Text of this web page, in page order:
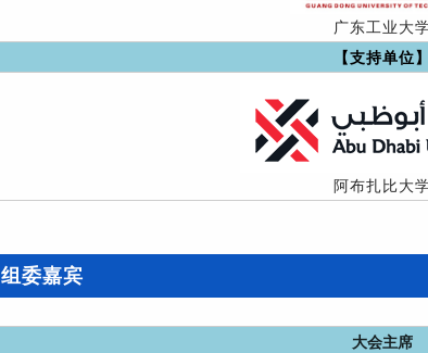
广东工业大
【支持单位】
阿布扎比大
组委嘉宾
大会主席